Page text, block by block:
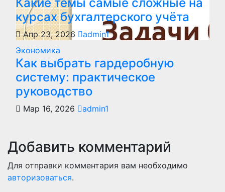
курсах бухгалтерского учёта
Апр 23, 2026
admin1
Экономика
Как выбрать гардеробную
систему: практическое
руководство
Мар 16, 2026 admin1
Добавить комментарий
Для отправки комментария вам необходимо
авторизоваться.